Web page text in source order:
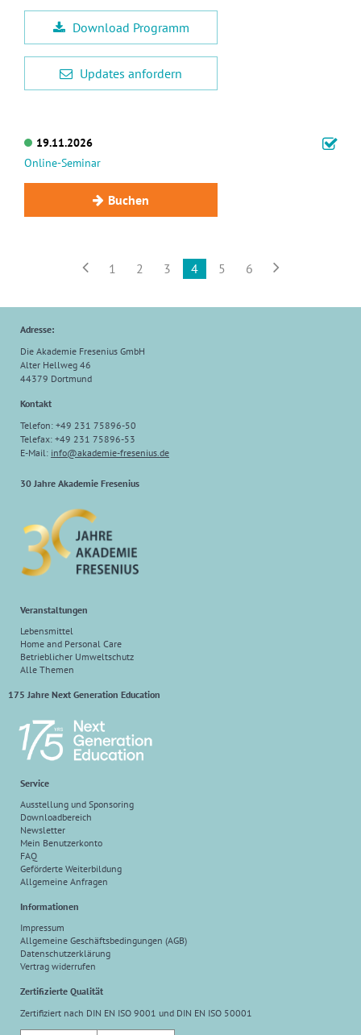
Download Programm
Updates anfordern
19.11.2026
Online-Seminar
Buchen
 1 2 3 4 5 6 
Adresse:
Die Akademie Fresenius GmbH
Alter Hellweg 46
44379 Dortmund
Kontakt
Telefon: +49 231 75896-50
Telefax: +49 231 75896-53
E-Mail: info@akademie-fresenius.de
30 Jahre Akademie Fresenius
Veranstaltungen
Lebensmittel
Home and Personal Care
Betrieblicher Umweltschutz
Alle Themen
175 Jahre Next Generation Education
Service
Ausstellung und Sponsoring
Downloadbereich
Newsletter
Mein Benutzerkonto
FAQ
Geförderte Weiterbildung
Allgemeine Anfragen
Informationen
Impressum
Allgemeine Geschäftsbedingungen (AGB)
Datenschutzerklärung
Vertrag widerrufen
Zertifizierte Qualität
Zertifiziert nach DIN EN ISO 9001 und DIN EN ISO 50001